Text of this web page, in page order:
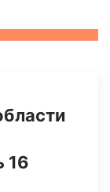
16